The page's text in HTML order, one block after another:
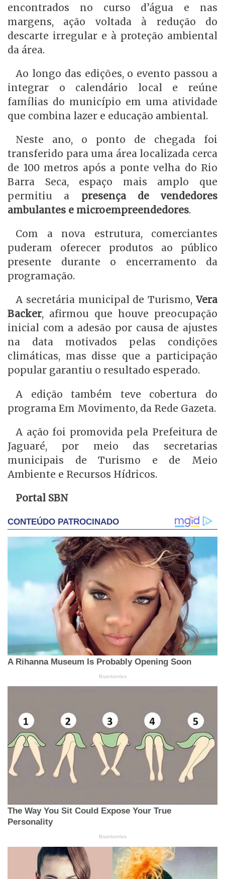
encontrados no curso d’água e nas
margens, ação voltada à redução do
descarte irregular e à proteção ambiental
da área.
Ao longo das edições, o evento passou a
integrar o calendário local e reúne
famílias do município em uma atividade
que combina lazer e educação ambiental.
Neste ano, o ponto de chegada foi
transferido para uma área localizada cerca
de 100 metros após a ponte velha do Rio
Barra Seca, espaço mais amplo que
permitiu a presença de vendedores
ambulantes e microempreendedores.
Com a nova estrutura, comerciantes
puderam oferecer produtos ao público
presente durante o encerramento da
programação.
A secretária municipal de Turismo, Vera
Backer, afirmou que houve preocupação
inicial com a adesão por causa de ajustes
na data motivados pelas condições
climáticas, mas disse que a participação
popular garantiu o resultado esperado.
A edição também teve cobertura do
programa Em Movimento, da Rede Gazeta.
A ação foi promovida pela Prefeitura de
Jaguaré, por meio das secretarias
municipais de Turismo e de Meio
Ambiente e Recursos Hídricos.
Portal SBN